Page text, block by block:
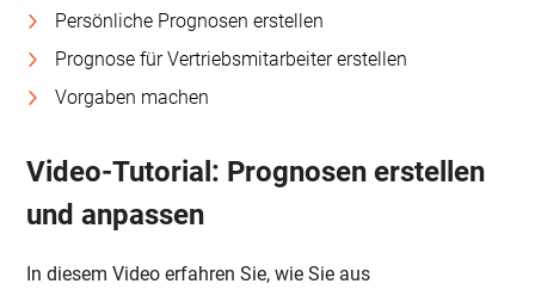
Persönliche Prognosen erstellen
Prognose für Vertriebsmitarbeiter erstellen
Vorgaben machen
Video-Tutorial: Prognosen erstellen
und anpassen
In diesem Video erfahren Sie, wie Sie aus